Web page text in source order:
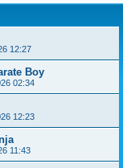
12:27
Boy
02:34
12:23
11:43